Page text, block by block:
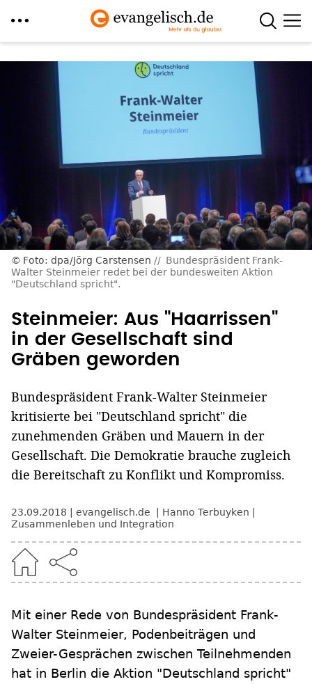
Foto: dpa/Jörg Carstensen
Bundespräsident Frank-
Walter Steinmeier redet bei der bundesweiten Aktion
"Deutschland spricht".
Steinmeier: Aus "Haarrissen"
in der Gesellschaft sind
Gräben geworden
Bundespräsident Frank-Walter Steinmeier
kritisierte bei "Deutschland spricht" die
zunehmenden Gräben und Mauern in der
Gesellschaft. Die Demokratie brauche zugleich
die Bereitschaft zu Konflikt und Kompromiss.
23.09.2018 evangelisch.de
Hanno Terbuyken
Zusammenleben und Integration
Mit einer Rede von Bundespräsident Frank-
Walter Steinmeier, Podenbeiträgen und
Zweier-Gesprächen zwischen Teilnehmenden
hat in Berlin die Aktion "Deutschland spricht"